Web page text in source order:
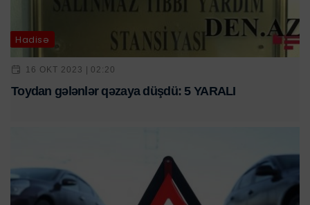
Hadisə
16 OKT 2023 | 02:20
Toydan gələnlər qəzaya düşdü: 5 YARALI